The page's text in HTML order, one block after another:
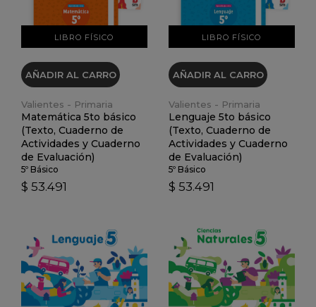
LIBRO FÍSICO
AÑADIR AL CARRO
Valientes - Primaria
Matemática 5to básico
(Texto, Cuaderno de
Actividades y Cuaderno
de Evaluación)
5º Básico
$ 53.491
LIBRO FÍSICO
AÑADIR AL CARRO
Valientes - Primaria
Lenguaje 5to básico
(Texto, Cuaderno de
Actividades y Cuaderno
de Evaluación)
5º Básico
$ 53.491
VER DETALLES VER DETALLES